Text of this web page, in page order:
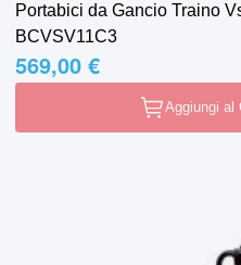
Portabici da Gancio Traino
BCVSV11C3
569,00 €
Aggiungi al